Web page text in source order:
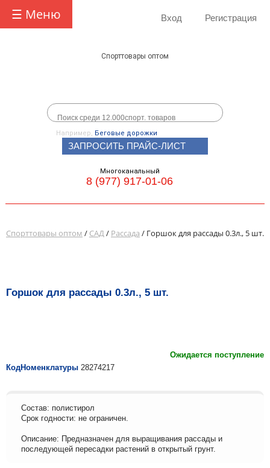
☰ Меню Вход Регистрация
Спорттовары оптом
Например, Беговые дорожки
ЗАПРОСИТЬ ПРАЙС-ЛИСТ
Многоканальный
8 (977) 917-01-06
Спорттовары оптом / САД/ Рассада / Горшок для рассады 0.3л., 5 шт.
Горшок для рассады 0.3л., 5 шт.
Ожидается поступление
КодНоменклатуры 28274217
Состав: полистирол
Срок годности: не ограничен.
Описание: Предназначен для выращивания рассады и
последующей пересадки растений в открытый грунт.